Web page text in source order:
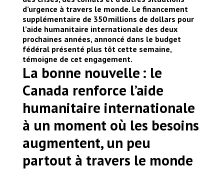
d’urgence à travers le monde. Le financement
supplémentaire de 350 millions de dollars pour
l’aide humanitaire internationale des deux
prochaines années, annoncé dans le budget
fédéral présenté plus tôt cette semaine,
témoigne de cet engagement.
La bonne nouvelle : le
Canada renforce l’aide
humanitaire internationale
à un moment où les besoins
augmentent, un peu
partout à travers le monde